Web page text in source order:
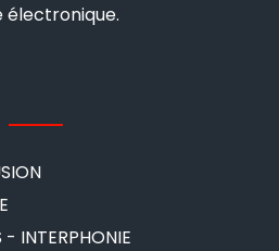
électronique.
- INTERPHONIE